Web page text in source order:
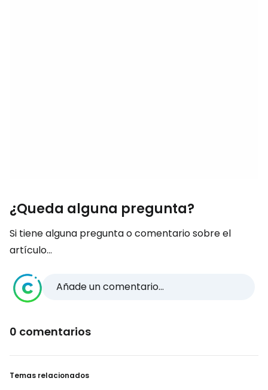
¿Queda alguna pregunta?
Si tiene alguna pregunta o comentario sobre el
artículo...
Añade un comentario...
0 comentarios
Temas relacionados